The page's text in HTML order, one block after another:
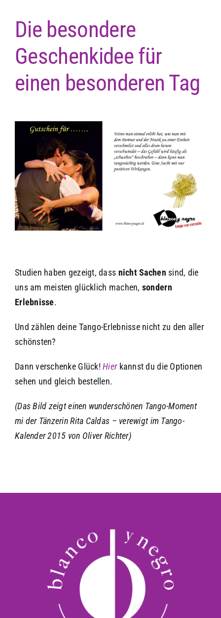
Die besondere
Geschenkidee für
einen besonderen Tag
Studien haben gezeigt, dass nicht Sachen sind, die
uns am meisten glücklich machen, sondern
Erlebnisse.
Und zählen deine Tango-Erlebnisse nicht zu den aller
schönsten?
Dann verschenke Glück! Hier kannst du die Optionen
sehen und gleich bestellen.
(Das Bild zeigt einen wunderschönen Tango-Moment
mi der Tänzerin Rita Caldas – verewigt im Tango-
Kalender 2015 von Oliver Richter)